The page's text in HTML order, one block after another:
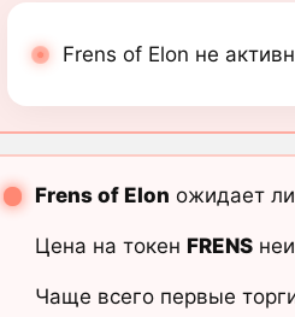
Frens of Elon не
Frens of Elon ожидает
Цена на токен FRENS
Чаще всего первые